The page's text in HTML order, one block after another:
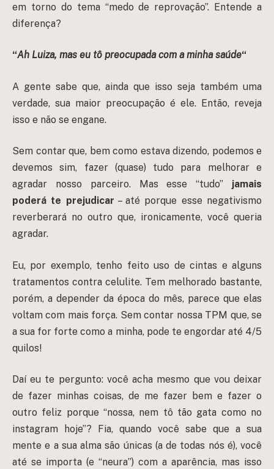
em torno do tema “medo de reprovação”. Entende a
diferença?
“Ah Luiza, mas eu tô preocupada com a minha saúde“
A gente sabe que, ainda que isso seja também uma
verdade, sua maior preocupação é ele. Então, reveja
isso e não se engane.
Sem contar que, bem como estava dizendo, podemos e
devemos sim, fazer (quase) tudo para melhorar e
agradar nosso parceiro. Mas esse “tudo” jamais
poderá te prejudicar – até porque esse negativismo
reverberará no outro que, ironicamente, você queria
agradar.
Eu, por exemplo, tenho feito uso de cintas e alguns
tratamentos contra celulite. Tem melhorado bastante,
porém, a depender da época do mês, parece que elas
voltam com mais força. Sem contar nossa TPM que, se
a sua for forte como a minha, pode te engordar até 4/5
quilos!
Daí eu te pergunto: você acha mesmo que vou deixar
de fazer minhas coisas, de me fazer bem e fazer o
outro feliz porque “nossa, nem tô tão gata como no
instagram hoje”? Fia, quando você sabe que a sua
mente e a sua alma são únicas (a de todas nós é), você
até se importa (e “neura”) com a aparência, mas isso